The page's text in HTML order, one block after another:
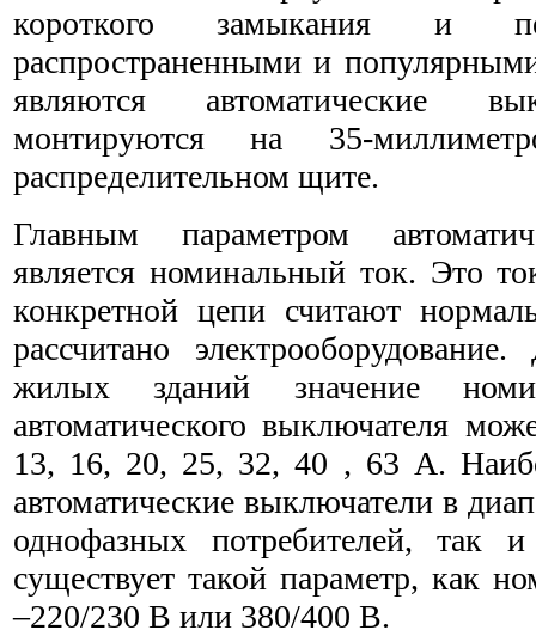
короткого замыкания и
распространенными и
являются автоматические
монтируются на 35-
распределительном щите.
Главным параметром
является номинальный ток. Это
конкретной цепи считают
рассчитано
жилых зданий значение
автоматического выключателя
13, 16, 20, 25, 32, 40 , 63 А.
автоматические выключатели в
однофазных потребителей, так
существует такой параметр, как
–220/230 В или 380/400 В.